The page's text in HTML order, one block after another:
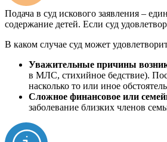
Подача в суд искового заявления –
содержание детей. Если суд
В каком случае суд может
Уважительные причины
в МЛС, стихийное бедствие).
насколько то или иное
Сложное финансовое или
заболевание близких членов